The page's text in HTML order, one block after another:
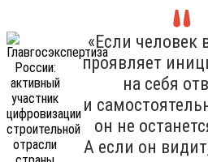
«Если человек
проявляет
на себя
и
он не
А если он